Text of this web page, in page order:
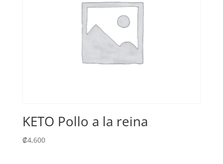
KETO Pollo a la reina
₡4,600